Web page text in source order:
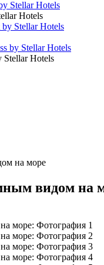
Stellar Hotels
by Stellar Hotels
by Stellar Hotels
на море
видом на